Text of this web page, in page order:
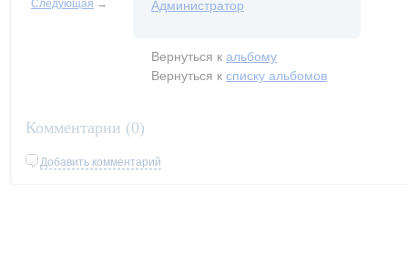
Следующая →
Администратор
Вернуться к альбому
Вернуться к списку альбомов
Комментарии (0)
Добавить комментарий